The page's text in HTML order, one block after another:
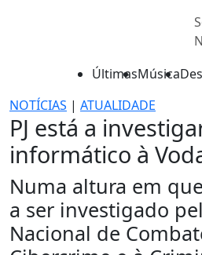
ÚltimasMúsica
NOTÍCIAS | ATUALIDADE
PJ está a
informático à
Numa altura em
a ser investigado
Nacional de